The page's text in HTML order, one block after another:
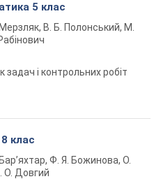
5 клас
Мерзляк, В. Б. Полонський, М.
задач і контрольних робіт
клас
Бар’яхтар, Ф. Я. Божинова, О.
О. Довгий